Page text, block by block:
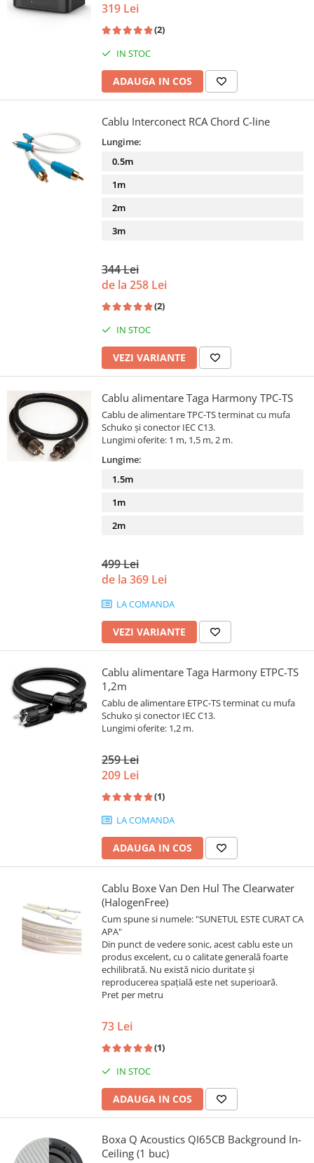
319 Lei
(2)
IN STOC
ADAUGA IN COS
Cablu Interconect RCA Chord C-line
Lungime:
0.5m
1m
2m
3m
344 Lei
de la 258 Lei
(2)
IN STOC
VEZI VARIANTE
Cablu alimentare Taga Harmony TPC-TS
Cablu de alimentare TPC-TS terminat cu mufa
Schuko și conector IEC C13.
Lungimi oferite: 1 m, 1,5 m, 2 m.
Lungime:
1.5m
1m
2m
499 Lei
de la 369 Lei
LA COMANDA
VEZI VARIANTE
Cablu alimentare Taga Harmony ETPC-TS
1,2m
Cablu de alimentare ETPC-TS terminat cu mufa
Schuko și conector IEC C13.
Lungimi oferite: 1,2 m.
259 Lei
209 Lei
(1)
LA COMANDA
ADAUGA IN COS
Cablu Boxe Van Den Hul The Clearwater
(HalogenFree)
Cum spune si numele: "SUNETUL ESTE CURAT CA
APA"
Din punct de vedere sonic, acest cablu este un
produs excelent, cu o calitate generală foarte
echilibrată. Nu există nicio duritate și
reproducerea spațială este net superioară.
Pret per metru
73 Lei
(1)
IN STOC
ADAUGA IN COS
Boxa Q Acoustics QI65CB Background In-
Ceiling (1 buc)